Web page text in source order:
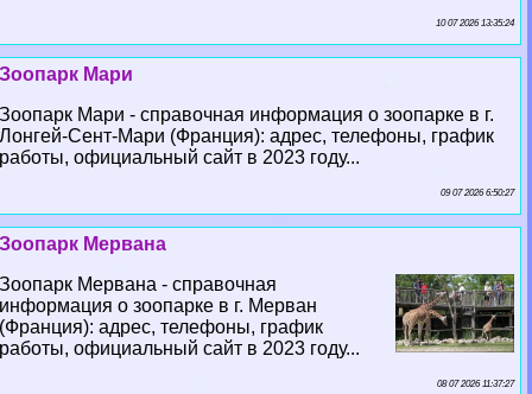
10 07 2026 13:35:24
Зоопарк Мари
Зоопарк Мари - справочная информация о зоопарке в г.
Лонгeй-Сент-Мари (Франция): адрес, телефоны, график
работы, официальный сайт в 2023 году...
09 07 2026 6:50:27
Зоопарк Мервана
Зоопарк Мервана - справочная
информация о зоопарке в г. Мерван
(Франция): адрес, телефоны, график
работы, официальный сайт в 2023 году...
08 07 2026 11:37:27